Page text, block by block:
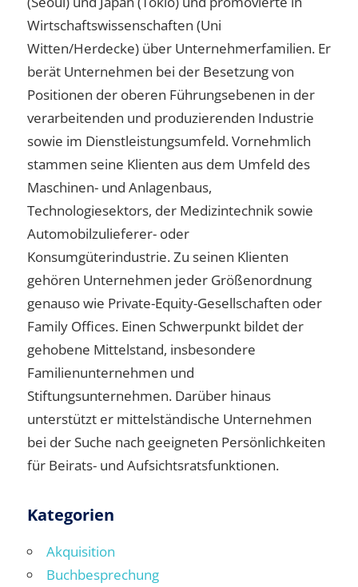
Wirtschaftswissenschaften (Uni
Witten/Herdecke) über Unternehmerfamilien. Er
berät Unternehmen bei der Besetzung von
Positionen der oberen Führungsebenen in der
verarbeitenden und produzierenden Industrie
sowie im Dienstleistungsumfeld. Vornehmlich
stammen seine Klienten aus dem Umfeld des
Maschinen- und Anlagenbaus,
Technologiesektors, der Medizintechnik sowie
Automobilzulieferer- oder
Konsumgüterindustrie. Zu seinen Klienten
gehören Unternehmen jeder Größenordnung
genauso wie Private-Equity-Gesellschaften oder
Family Offices. Einen Schwerpunkt bildet der
gehobene Mittelstand, insbesondere
Familienunternehmen und
Stiftungsunternehmen. Darüber hinaus
unterstützt er mittelständische Unternehmen
bei der Suche nach geeigneten Persönlichkeiten
für Beirats- und Aufsichtsratsfunktionen.
Kategorien
Akquisition
Buchbesprechung